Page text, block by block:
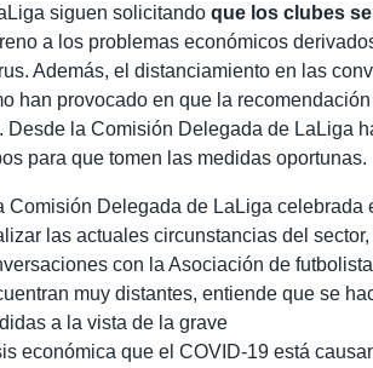
siguen solicitandoque los clubes
a los problemas económicos
Además, el distanciamiento en las
han provocado en que la
Desde la Comisión Delegada de LaLiga
para que tomen las medidas oportunas.
Comisión Delegada de LaLiga celebrada
las actuales circunstancias del
con la Asociación de
muy distantes, entiende que se
a la vista de la grave
económica que el COVID-19 está